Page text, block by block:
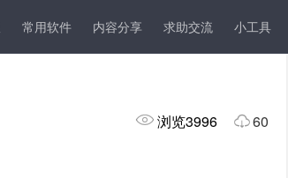
常用软件 内容分享 求助交流 小工具
UI 程序人生 其它
浏览3996 60